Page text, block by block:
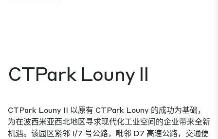
CTPark Louny II
CTPark Louny II 以原有 CTPark Louny 的成功为基础，
为在波西米亚西北地区寻求现代化工业空间的企业带来全新
机遇。该园区紧邻 I/7 号公路，毗邻 D7 高速公路，交通便